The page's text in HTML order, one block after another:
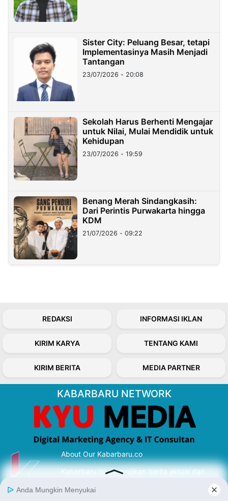
Sister City: Peluang Besar, tetapi
Implementasinya Masih Menjadi
Tantangan
23/07/2026 - 20:08
Sekolah Harus Berhenti Mengajar
untuk Nilai, Mulai Mendidik untuk
Kehidupan
23/07/2026 - 19:59
Benang Merah Sindangkasih:
Dari Perintis Purwakarta hingga
KDM
21/07/2026 - 09:22
REDAKSI INFORMASI IKLAN
KIRIM KARYA TENTANG KAMI
KIRIM BERITA MEDIA PARTNER
KABARBARU NETWORK
About Our Kabarbaru.co
Kabarbaru.co menyajikan berita aktual dan
serta terverifikasi dari sumber yang tepat.